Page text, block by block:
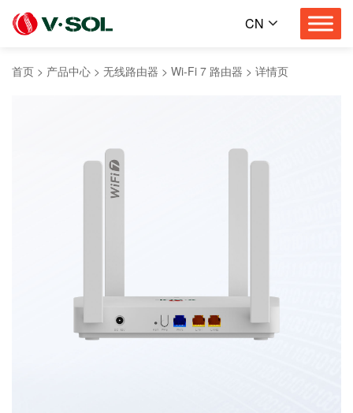
CN
首页 > 产品中心 > 无线路由器 > Wi-Fi 7 路由器 > 详情页